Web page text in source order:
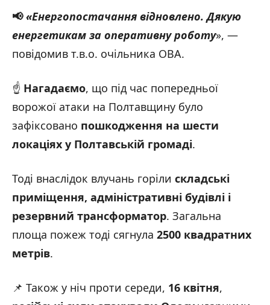
📢«Енергопостачання відновлено. Дякую
енергетикам за оперативну роботу», —
повідомив т.в.о. очільника ОВА.
☝️ Нагадаємо, що під час попередньої
ворожої атаки на Полтавщину було
зафіксовано пошкодження на шести
локаціях у Полтавській громаді.
Тоді внаслідок влучань горіли складські
приміщення, адміністративні будівлі і
резервний трансформатор. Загальна
площа пожеж тоді сягнула 2500 квадратних
метрів.
📌 Також у ніч проти середи, 16 квітня,